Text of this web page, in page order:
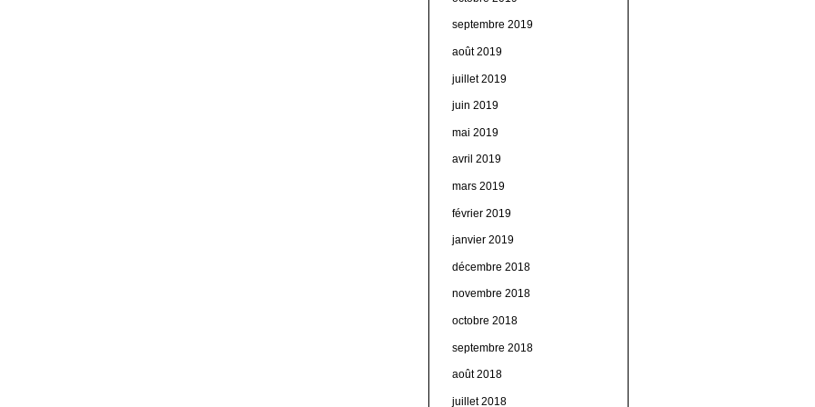
septembre 2019
août 2019
juillet 2019
juin 2019
mai 2019
avril 2019
mars 2019
février 2019
janvier 2019
décembre 2018
novembre 2018
octobre 2018
septembre 2018
août 2018
juillet 2018